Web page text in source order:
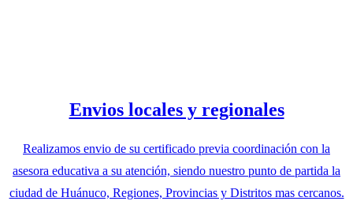
Envios locales y regionales
Realizamos envio de su certificado previa coordinación con la
asesora educativa a su atención, siendo nuestro punto de partida la
ciudad de Huánuco, Regiones, Provincias y Distritos mas cercanos.